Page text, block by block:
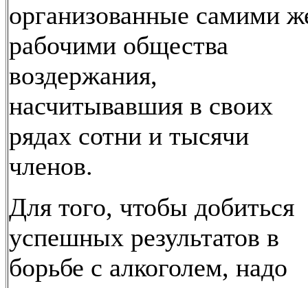
организованные самими
рабочими общества
воздержания,
насчитывавшия в своих
рядах сотни и тысячи
членов.
Для того, чтобы добиться
успешных результатов в
борьбе с алкоголем, надо